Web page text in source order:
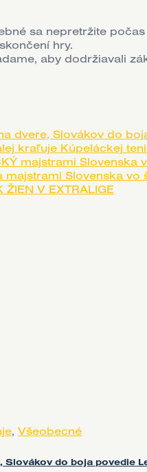
sa nepretržite
hry.
aby dodržiavali
dvere, Slovákov do
kraľuje Kúpeláckej
majstrami
majstrami Slovenska
ŽIEN V EXTRALIGE
, Všeobecné
do boja povedie